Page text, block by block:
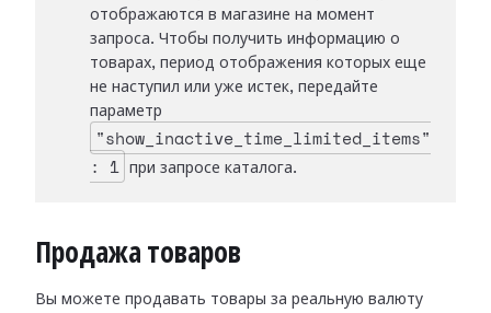
отображаются в магазине на момент
запроса. Чтобы получить информацию о
товарах, период отображения которых еще
не наступил или уже истек, передайте
параметр
"show_inactive_time_limited_items"
: 1
при запросе каталога.
Продажа товаров
Вы можете продавать товары за реальную валюту